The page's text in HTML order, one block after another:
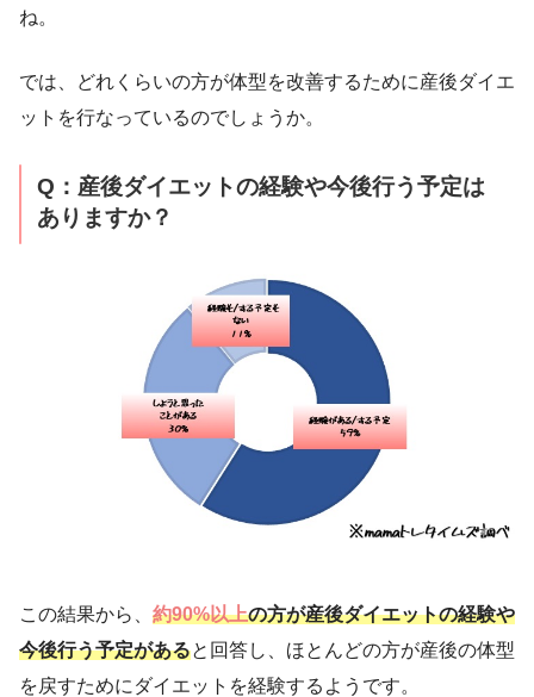
ね。
では、どれくらいの方が体型を改善するために産後ダイエ
ットを行なっているのでしょうか。
Q：産後ダイエットの経験や今後行う予定は
ありますか？
この結果から、 約90%以上の方が産後ダイエットの経験や
今後行う予定があると回答し、ほとんどの方が産後の体型
を戻すためにダイエットを経験するようです。